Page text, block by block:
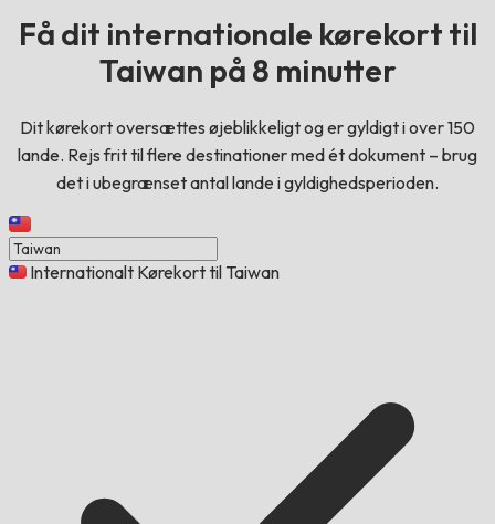
Få dit internationale kørekort til
Taiwan på 8 minutter
Dit kørekort oversættes øjeblikkeligt og er gyldigt i over 150
lande. Rejs frit til flere destinationer med ét dokument – brug
det i ubegrænset antal lande i gyldighedsperioden.
Internationalt Kørekort til Taiwan